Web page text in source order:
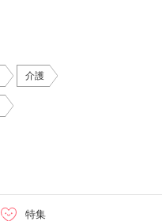
介護
特集